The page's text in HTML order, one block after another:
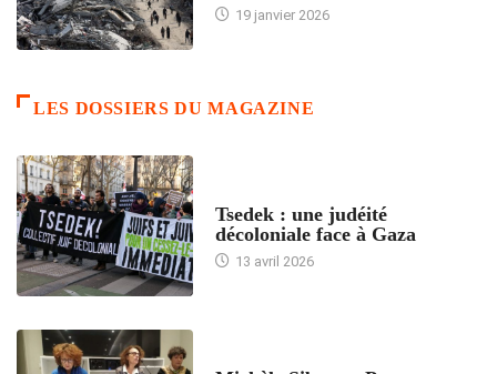
19 janvier 2026
LES DOSSIERS DU MAGAZINE
Tsedek : une judéité
décoloniale face à Gaza
13 avril 2026